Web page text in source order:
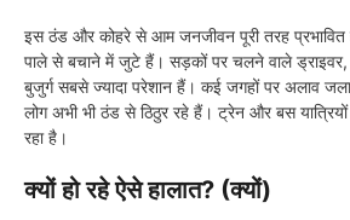
इस ठंड और कोहरे से आम जनजीवन पूरी तरह
पाले से बचाने में जुटे हैं। सड़कों पर चलने वाले
बुजुर्ग सबसे ज्यादा परेशान हैं। कई जगहों पर अलाव
लोग अभी भी ठंड से ठिठुर रहे हैं। ट्रेन और बस यात्रियों
रहा है।
क्यों हो रहे ऐसे हालात? (क्यों)